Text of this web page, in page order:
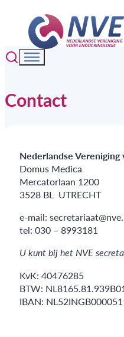
Contact
Nederlandse
Domus Medica
Mercatorlaan 1200
3528 BL UTRECHT
e-mail:
tel: 030 – 8993181
U kunt bij het NVE
KvK: 40476285
BTW:
IBAN: